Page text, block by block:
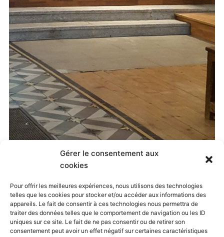
Gérer le consentement aux
cookies
Pour offrir les meilleures expériences, nous utilisons des technologies
telles que les cookies pour stocker et/ou accéder aux informations des
appareils. Le fait de consentir à ces technologies nous permettra de
traiter des données telles que le comportement de navigation ou les ID
uniques sur ce site. Le fait de ne pas consentir ou de retirer son
consentement peut avoir un effet négatif sur certaines caractéristiques
13 mai 2019
Pélé à Annecy – photos et vidéos. Both comments
and trackbacks are currently closed.